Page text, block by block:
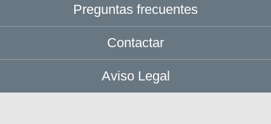
Preguntas frecuentes
Contactar
Aviso Legal